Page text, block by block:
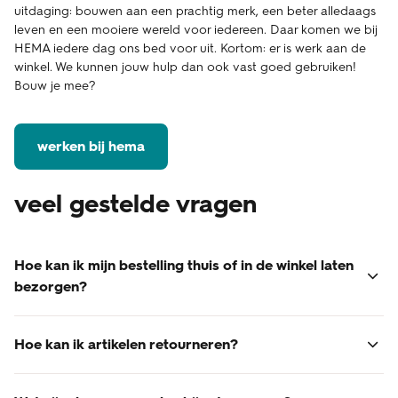
uitdaging: bouwen aan een prachtig merk, een beter alledaags
leven en een mooiere wereld voor iedereen. Daar komen we bij
HEMA iedere dag ons bed voor uit. Kortom: er is werk aan de
winkel. We kunnen jouw hulp dan ook vast goed gebruiken!
Bouw je mee?
werken bij hema
veel gestelde vragen
Hoe kan ik mijn bestelling thuis of in de winkel laten
bezorgen?
winkel.
Hoe kan ik artikelen retourneren?